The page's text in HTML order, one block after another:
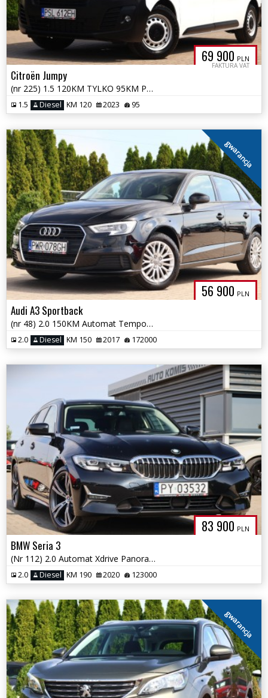
69 900 PLN
FAKTURA VAT
Citroën Jumpy
(nr 225) 1.5 120KM TYLKO 95KM PRZEBIEGU F_VAT23% Parktronik Gwarancja!
1.5 Diesel KM 120 2023 95
56 900 PLN
gwarancja
Audi A3 Sportback
(nr 48) 2.0 150KM Automat Tempomat Parktronik Klima Gwarancja!!!
2.0 Diesel KM 150 2017 172000
83 900 PLN
BMW Seria 3
(Nr 112) 2.0 Automat Xdrive Panorama Skóry Klima Gwarancja!!!
2.0 Diesel KM 190 2020 123000
gwarancja